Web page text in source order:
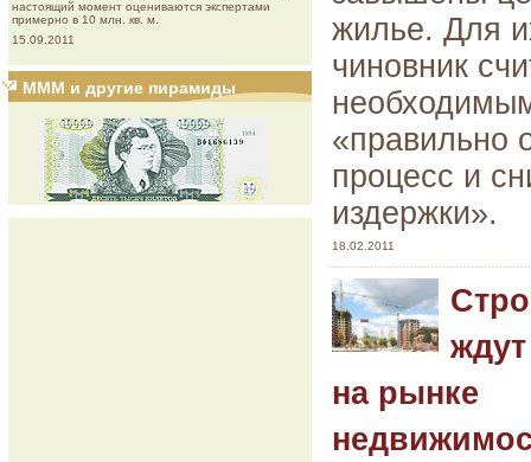
настоящий момент оцениваются экспертами
примерно в 10 млн. кв. м.
15.09.2011
МММ и другие пирамиды
жилье. Для
чиновник
«правильно
процесс и
издержки».
18.02.2011
на рынке